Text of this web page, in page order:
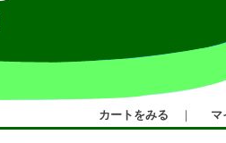
カートをみる ｜ マ